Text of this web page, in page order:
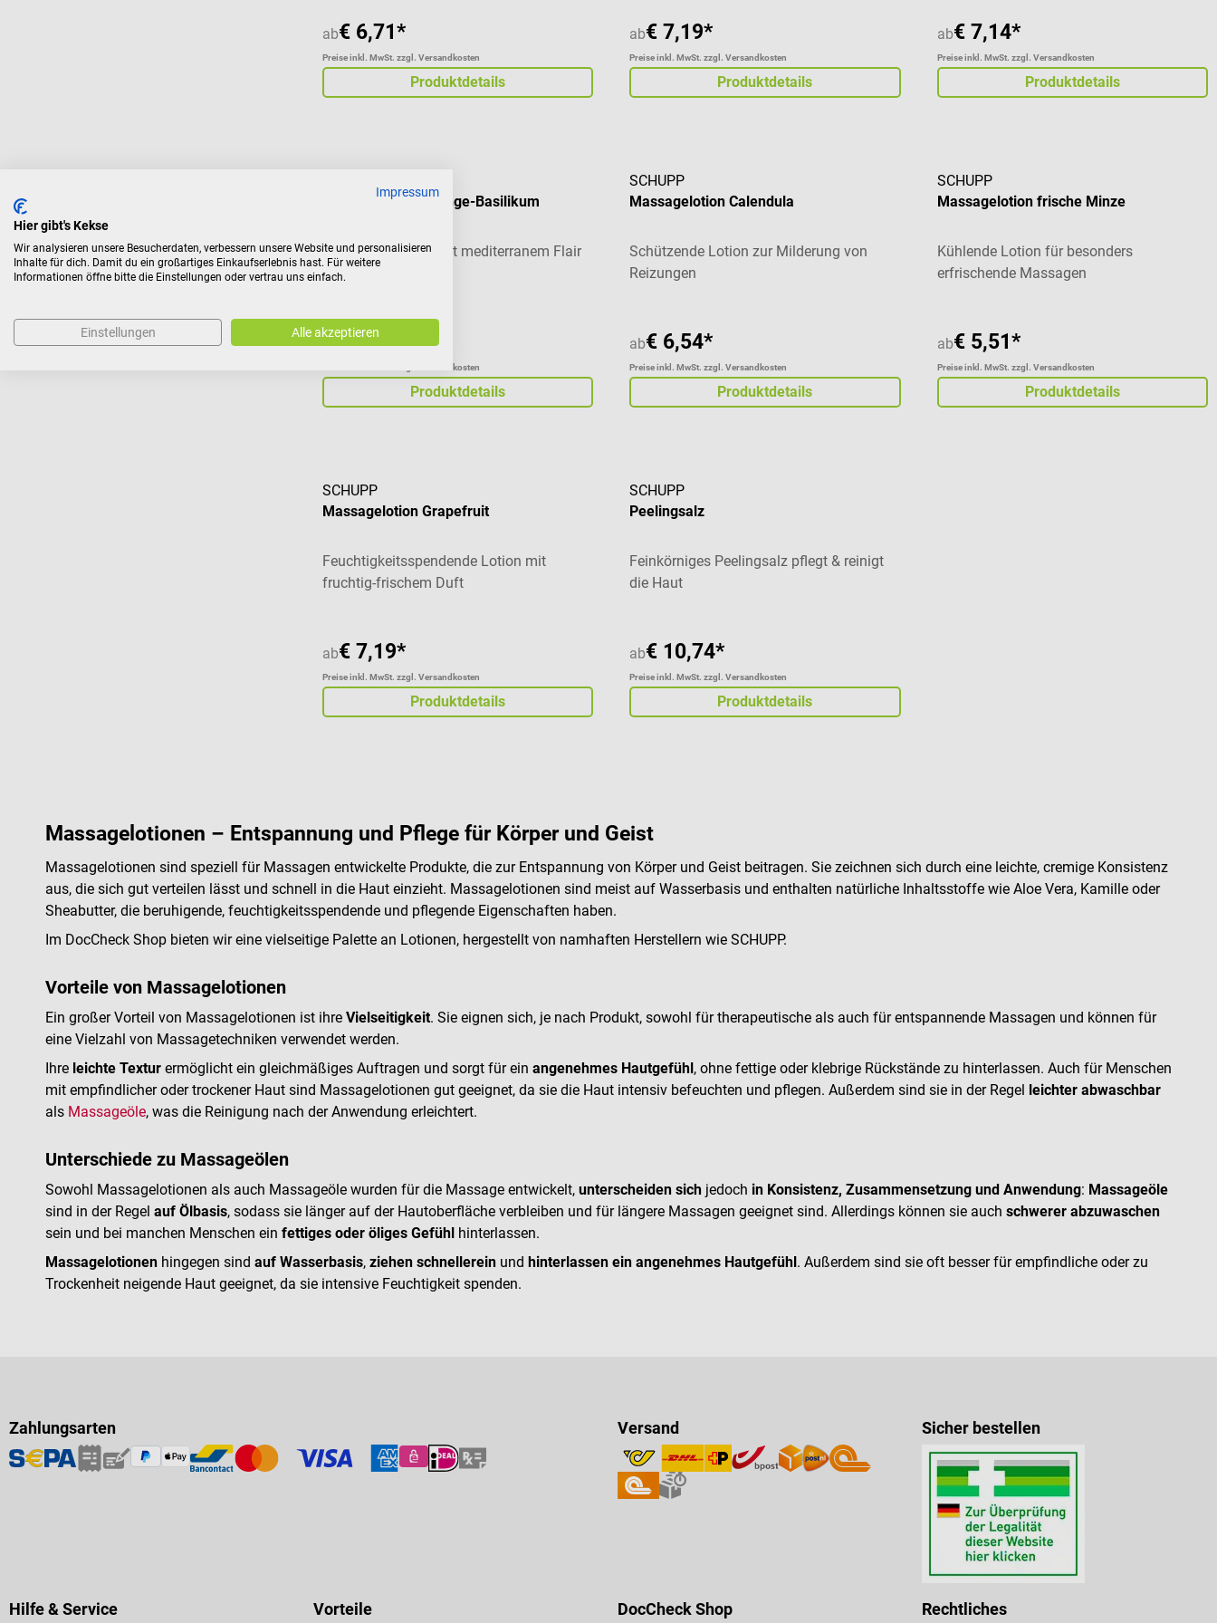
ab€ 6,71*
Preise inkl. MwSt. zzgl. Versandkosten
Produktdetails
ab€ 7,19*
Preise inkl. MwSt. zzgl. Versandkosten
Produktdetails
ab€ 7,14*
Preise inkl. MwSt. zzgl. Versandkosten
Produktdetails
Massagelotion Orange-Basilikum
Belebende Lotion mit mediterranem Flair
ab€ 7,19*
Preise inkl. MwSt. zzgl. Versandkosten
Produktdetails
SCHUPP
Massagelotion Calendula
Schützende Lotion zur Milderung von
Reizungen
ab€ 6,54*
Preise inkl. MwSt. zzgl. Versandkosten
Produktdetails
SCHUPP
Massagelotion frische Minze
Kühlende Lotion für besonders
erfrischende Massagen
ab€ 5,51*
Preise inkl. MwSt. zzgl. Versandkosten
Produktdetails
SCHUPP
Massagelotion Grapefruit
Feuchtigkeitsspendende Lotion mit
fruchtig-frischem Duft
ab€ 7,19*
Preise inkl. MwSt. zzgl. Versandkosten
Produktdetails
SCHUPP
Peelingsalz
Feinkörniges Peelingsalz pflegt & reinigt
die Haut
ab€ 10,74*
Preise inkl. MwSt. zzgl. Versandkosten
Produktdetails
Massagelotionen – Entspannung und Pflege für Körper und Geist
Massagelotionen sind speziell für Massagen entwickelte Produkte, die zur Entspannung von Körper und Geist beitragen. Sie zeichnen sich durch eine leichte, cremige Konsistenz
aus, die sich gut verteilen lässt und schnell in die Haut einzieht. Massagelotionen sind meist auf Wasserbasis und enthalten natürliche Inhaltsstoffe wie Aloe Vera, Kamille oder
Sheabutter, die beruhigende, feuchtigkeitsspendende und pflegende Eigenschaften haben.
Im DocCheck Shop bieten wir eine vielseitige Palette an Lotionen, hergestellt von namhaften Herstellern wie SCHUPP.
Vorteile von Massagelotionen
Ein großer Vorteil von Massagelotionen ist ihre Vielseitigkeit. Sie eignen sich, je nach Produkt, sowohl für therapeutische als auch für entspannende Massagen und können für
eine Vielzahl von Massagetechniken verwendet werden.
Ihre leichte Textur ermöglicht ein gleichmäßiges Auftragen und sorgt für ein angenehmes Hautgefühl, ohne fettige oder klebrige Rückstände zu hinterlassen. Auch für Menschen
mit empfindlicher oder trockener Haut sind Massagelotionen gut geeignet, da sie die Haut intensiv befeuchten und pflegen. Außerdem sind sie in der Regel leichter abwaschbar
als Massageöle, was die Reinigung nach der Anwendung erleichtert.
Unterschiede zu Massageölen
Sowohl Massagelotionen als auch Massageöle wurden für die Massage entwickelt, unterscheiden sich jedoch in Konsistenz, Zusammensetzung und Anwendung: Massageöle
sind in der Regel auf Ölbasis, sodass sie länger auf der Hautoberfläche verbleiben und für längere Massagen geeignet sind. Allerdings können sie auch schwerer abzuwaschen
sein und bei manchen Menschen ein fettiges oder öliges Gefühl hinterlassen.
Massagelotionen hingegen sind auf Wasserbasis, ziehen schnellerein und hinterlassen ein angenehmes Hautgefühl . Außerdem sind sie oft besser für empfindliche oder zu
Trockenheit neigende Haut geeignet, da sie intensive Feuchtigkeit spenden.
Zahlungsarten Versand Sicher bestellen
Hilfe & Service Vorteile DocCheck Shop Rechtliches
Impressum
Hier gibt's Kekse
Wir analysieren unsere Besucherdaten, verbessern unsere Website und personalisieren
Inhalte für dich. Damit du ein großartiges Einkaufserlebnis hast. Für weitere
Informationen öffne bitte die Einstellungen oder vertrau uns einfach.
Einstellungen Alle akzeptieren